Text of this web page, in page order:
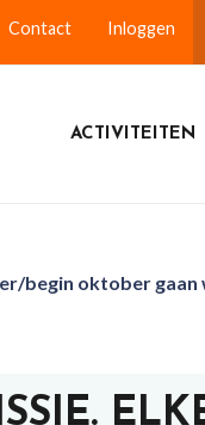
Contact Inloggen
ACTIVITEITEN
begin oktober